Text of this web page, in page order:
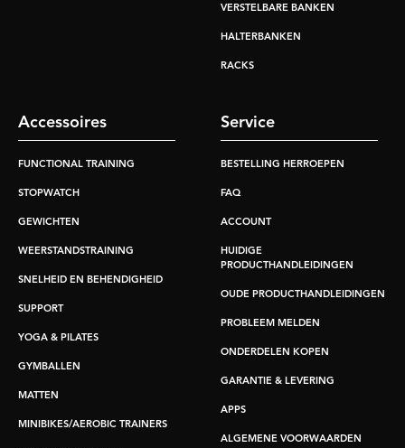
VERSTELBARE BANKEN
HALTERBANKEN
RACKS
Accessoires
FUNCTIONAL TRAINING
STOPWATCH
GEWICHTEN
WEERSTANDSTRAINING
SNELHEID EN BEHENDIGHEID
SUPPORT
YOGA & PILATES
GYMBALLEN
MATTEN
MINIBIKES/AEROBIC TRAINERS
Service
BESTELLING HERROEPEN
FAQ
ACCOUNT
HUIDIGE
PRODUCTHANDLEIDINGEN
OUDE PRODUCTHANDLEIDINGEN
PROBLEEM MELDEN
ONDERDELEN KOPEN
GARANTIE & LEVERING
APPS
ALGEMENE VOORWAARDEN